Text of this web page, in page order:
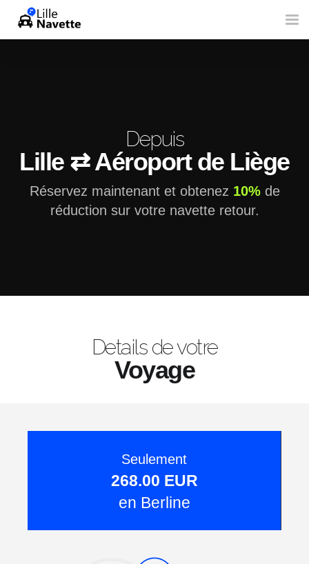
Depuis
Lille ⇄ Aéroport de Liège
Réservez maintenant et obtenez 10%de
réduction sur votre navette retour.
Details de votre
Voyage
Seulement
268.00 EUR
en Berline